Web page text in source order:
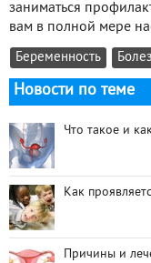
заниматься
вам в полной мере
Беременность
Новости по теме
Что такое и
Как
Причины и